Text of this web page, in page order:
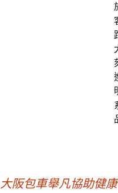
大阪包車舉凡協助健